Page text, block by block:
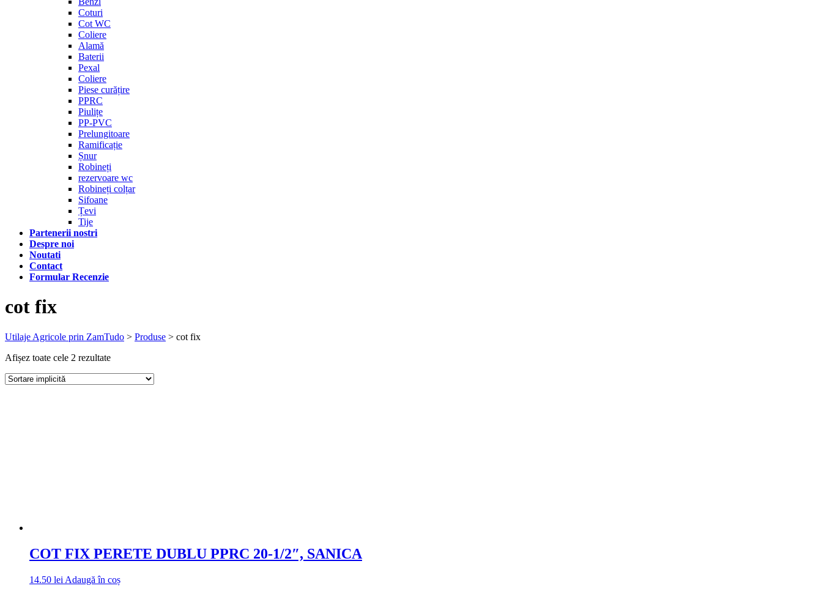
Coturi
Cot WC
Coliere
Alamă
Baterii
Pexal
Coliere
Piese curățire
PPRC
Piulițe
PP-PVC
Prelungitoare
Ramificație
Șnur
Robineți
rezervoare wc
Robineți colțar
Sifoane
Țevi
Tije
Partenerii nostri
Despre noi
Noutati
Contact
Formular Recenzie
cot fix
Utilaje Agricole prin ZamTudo > Produse > cot fix
Afișez toate cele 2 rezultate
COT FIX PERETE DUBLU PPRC 20-1/2″, SANICA
14.50 lei Adaugă în coș